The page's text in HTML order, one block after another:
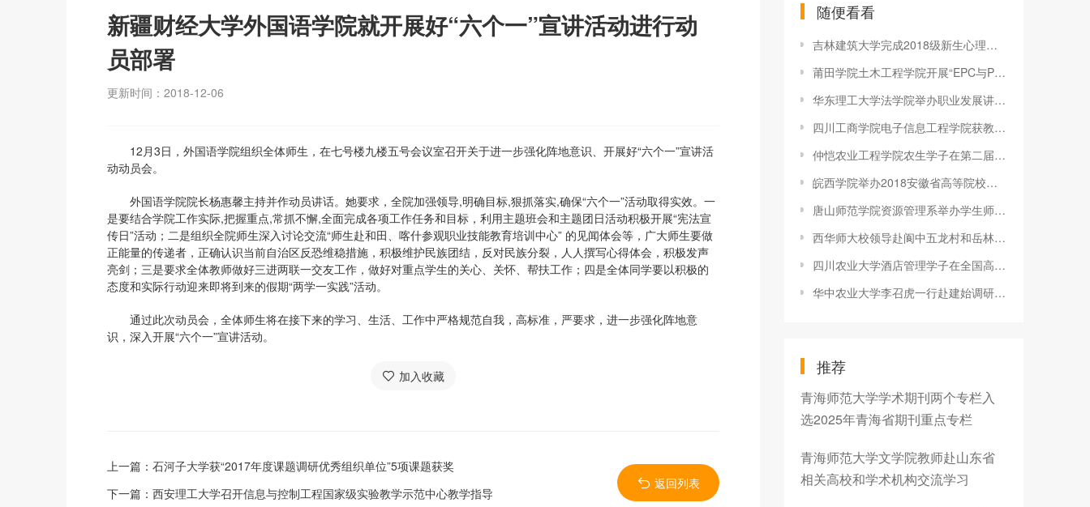
新疆财经大学外国语学院就开展好“六个一”宣讲活动进行动
员部署
更新时间：2018-12-06
12月3日，外国语学院组织全体师生，在七号楼九楼五号会议室召开关于进一步强化阵地意识、开展好“六个一”宣讲活
动动员会。
外国语学院院长杨惠馨主持并作动员讲话。她要求，全院加强领导,明确目标,狠抓落实,确保“六个一”活动取得实效。一
是要结合学院工作实际,把握重点,常抓不懈,全面完成各项工作任务和目标，利用主题班会和主题团日活动积极开展“宪法宣
传日”活动；二是组织全院师生深入讨论交流“师生赴和田、喀什参观职业技能教育培训中心” 的见闻体会等，广大师生要做
正能量的传递者，正确认识当前自治区反恐维稳措施，积极维护民族团结，反对民族分裂，人人撰写心得体会，积极发声
亮剑；三是要求全体教师做好三进两联一交友工作，做好对重点学生的关心、关怀、帮扶工作；四是全体同学要以积极的
态度和实际行动迎来即将到来的假期“两学一实践”活动。
通过此次动员会，全体师生将在接下来的学习、生活、工作中严格规范自我，高标准，严要求，进一步强化阵地意
识，深入开展“六个一”宣讲活动。
加入收藏
上一篇： 石河子大学获“2017年度课题调研优秀组织单位”5项课题获奖
下一篇： 西安理工大学召开信息与控制工程国家级实验教学示范中心教学指导
返回列表
随便看看
吉林建筑大学完成2018级新生心理普查工作
莆田学院土木工程学院开展“EPC与PPP项目承包模式解读”主题讲座
华东理工大学法学院举办职业发展讲座 漫谈律师核心素养
四川工商学院电子信息工程学院获教育部产学合作协同育人项目立项
仲恺农业工程学院农生学子在第二届广东地区昆虫标本制作大赛取得
皖西学院举办2018安徽省高等院校师生版画作品巡展
唐山师范学院资源管理系举办学生师范技能“三笔字”比赛
西华师大校领导赴阆中五龙村和岳林垭村调研
四川农业大学酒店管理学子在全国高校商业精英挑战赛酒店管理实践
华中农业大学李召虎一行赴建始调研推进学校定点扶贫工作
推荐
青海师范大学学术期刊两个专栏入
选2025年青海省期刊重点专栏
青海师范大学文学院教师赴山东省
相关高校和学术机构交流学习